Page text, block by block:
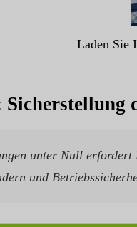
Laden Sie
unter Null
und